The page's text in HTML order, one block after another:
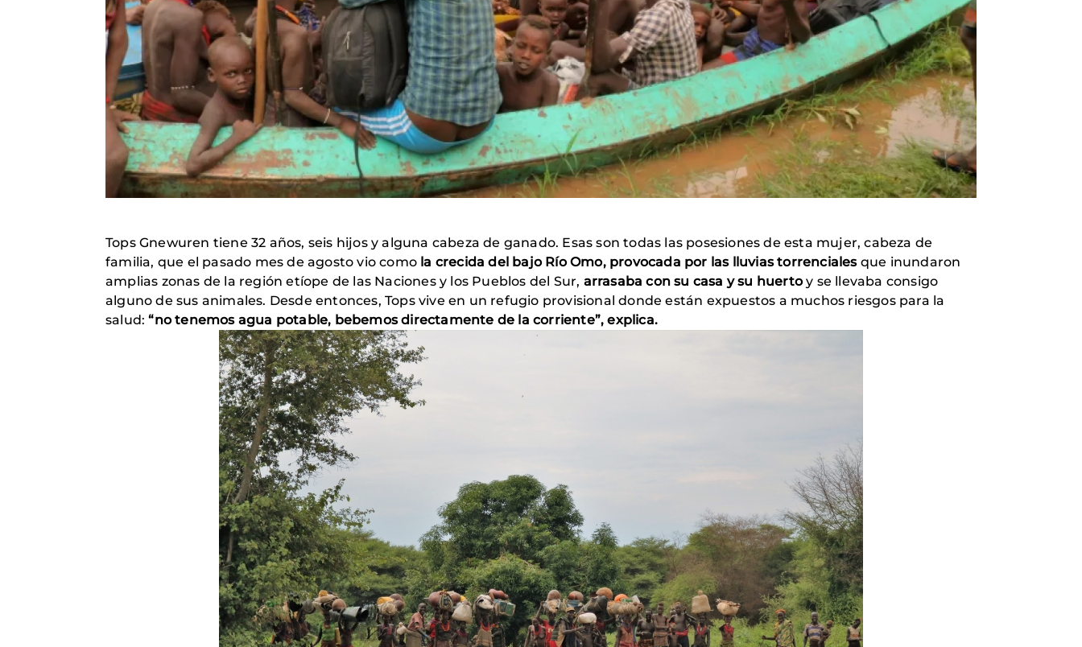
Tops Gnewuren tiene 32 años, seis hijos y alguna cabeza de ganado. Esas son todas las posesiones de esta mujer, cabeza de
familia, que el pasado mes de agosto vio como la crecida del bajo Río Omo, provocada por las lluvias torrencialesque inundaron
amplias zonas de la región etíope de las Naciones y los Pueblos del Sur, arrasaba con su casa y su huertoy se llevaba consigo
alguno de sus animales. Desde entonces, Tops vive en un refugio provisional donde están expuestos a muchos riesgos para la
salud:“no tenemos agua potable, bebemos directamente de la corriente”, explica.